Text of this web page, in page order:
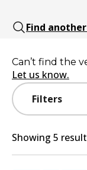
Find
Filters
Can’t find the
Let us know.
Showing 5